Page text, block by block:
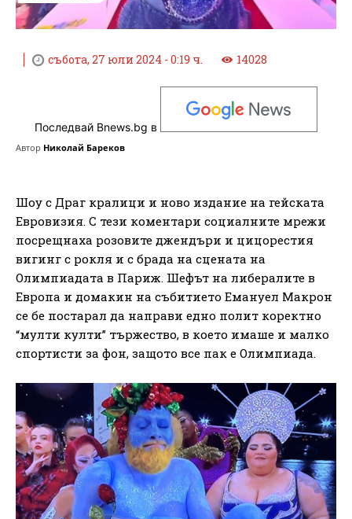
събота, 27 юли 2024 - 0:19 ч. 14028
Последвай Bnews.bg в
Автор Николай Бареков
Шоу с Драг кралици и ново издание на гейската
Евровизия. С тези коментари социалните мрежи
посрещнаха розовите джендъри и цицорестия
вигинг с рокля и с брада на сцената на
Олимпиадата в Париж. Шефът на либералите в
Европа и домакин на събитието Емануел Макрон
се бе постарал да направи едно полит коректно
“мулти култи” тържество, в което имаше и малко
спортисти за фон, защото все пак е Олимпиада.